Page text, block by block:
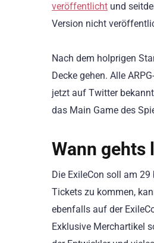
veröffentlicht und
Version nicht
Nach dem holprigen
Decke gehen. Alle
jetzt auf Twitter
das Main Game des
Wann gehts
Die ExileCon soll am
Tickets zu kommen,
ebenfalls auf der
Exklusive Merchartikel